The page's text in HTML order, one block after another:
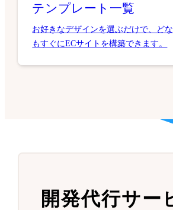
テンプレート一覧
お好きなデザインを選ぶだけで、ど
もすぐにECサイトを構築できます。
開発代行サー